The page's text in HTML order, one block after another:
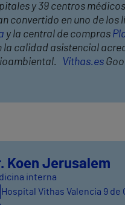
y 39 centros
convertido en uno de
y la central de compras
calidad asistencial
Vithas.es
Koen Jerusalem
interna
Hospital Vithas Valencia 9 de